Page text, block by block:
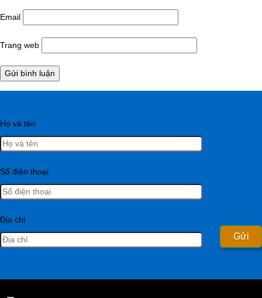
Email
Trang web
Họ và tên
Số điện thoại
Địa chỉ